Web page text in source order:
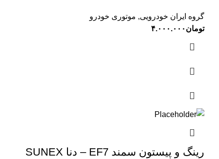
گروه ایران خودرویی, موتوری خودرو
تومان ۴.۰۰۰.۰۰۰
رینگ و پیستون سمند EF7 – دنا SUNEX